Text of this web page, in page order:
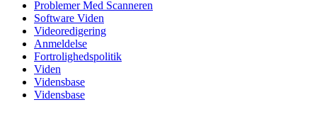
Problemer Med Scanneren
Software Viden
Videoredigering
Anmeldelse
Fortrolighedspolitik
Viden
Vidensbase
Vidensbase